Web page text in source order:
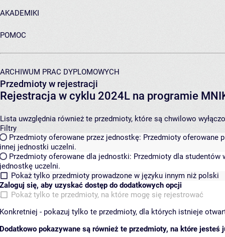
AKADEMIKI
POMOC
ARCHIWUM PRAC DYPLOMOWYCH
Przedmioty w rejestracji
Rejestracja w cyklu 2024L na programie
Lista uwzględnia również te przedmioty, które są chwilowo
Filtry
Przedmioty oferowane przez jednostkę: Przedmioty oferowane
innej jednostki uczelni.
Przedmioty oferowane dla jednostki: Przedmioty dla studentów
jednostkę uczelni.
Pokaż tylko przedmioty prowadzone w języku innym niż polski
Zaloguj się, aby uzyskać dostęp do dodatkowych opcji
Pokaż tylko te przedmioty, na które mogę się rejestrować
Konkretniej - pokazuj tylko te przedmioty, dla których istnieje
Dodatkowo pokazywane są również te przedmioty, na które jesteś